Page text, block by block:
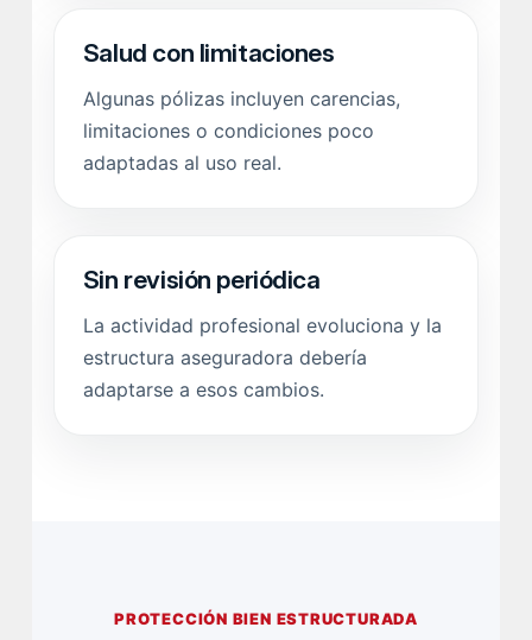
Salud con limitaciones
Algunas pólizas incluyen carencias,
limitaciones o condiciones poco
adaptadas al uso real.
Sin revisión periódica
La actividad profesional evoluciona y la
estructura aseguradora debería
adaptarse a esos cambios.
PROTECCIÓN BIEN ESTRUCTURADA